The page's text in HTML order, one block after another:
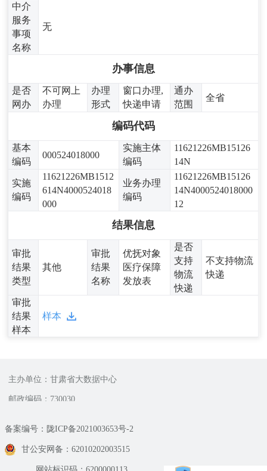
中介
服务
事项
名称
无
办事信息
是否
网办
不可网上
办理
办理
形式
窗口办理,
快递申请
通办
范围
全省
编码代码
基本
编码
000524018000
实施主体
编码
11621226MB15126
14N
实施
编码
11621226MB1512
614N4000524018
000
业务办理
编码
11621226MB15126
14N4000524018000
12
结果信息
审批
结果
类型
其他
审批
结果
名称
优抚对象
医疗保障
发放表
是否
支持
物流
快递
不支持物流
快递
审批
结果
样本
样本
主办单位：甘肃省大数据中心
邮政编码：730030
备案编号：陇ICP备2021003653号-2
甘公安网备：62010202003515
网站标识码：6200000113